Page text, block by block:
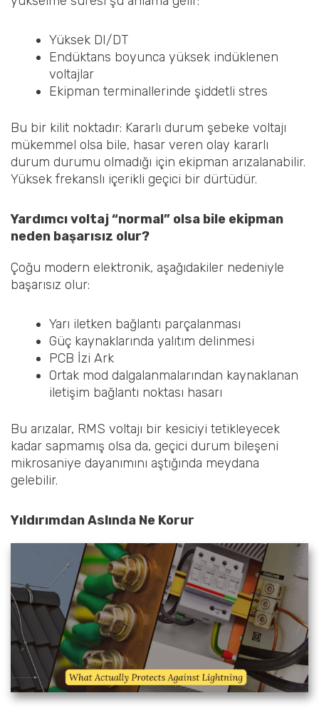
Yüksek DI/DT
Endüktans boyunca yüksek indüklenen
voltajlar
Ekipman terminallerinde şiddetli stres
Bu bir kilit noktadır: Kararlı durum şebeke voltajı
mükemmel olsa bile, hasar veren olay kararlı
durum durumu olmadığı için ekipman arızalanabilir.
Yüksek frekanslı içerikli geçici bir dürtüdür.
Yardımcı voltaj “normal” olsa bile ekipman
neden başarısız olur?
Çoğu modern elektronik, aşağıdakiler nedeniyle
başarısız olur:
Yarı iletken bağlantı parçalanması
Güç kaynaklarında yalıtım delinmesi
PCB İzi Ark
Ortak mod dalgalanmalarından kaynaklanan
iletişim bağlantı noktası hasarı
Bu arızalar, RMS voltajı bir kesiciyi tetikleyecek
kadar sapmamış olsa da, geçici durum bileşeni
mikrosaniye dayanımını aştığında meydana
gelebilir.
Yıldırımdan Aslında Ne Korur